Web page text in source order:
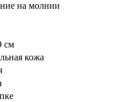
на молнии
см
кожа